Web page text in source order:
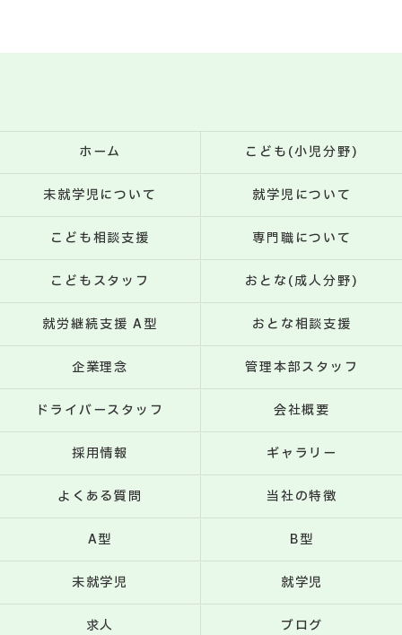
ホーム こども(小児分野)
未就学児について 就学児について
こども相談支援 専門職について
こどもスタッフ おとな(成人分野)
就労継続支援 A型 おとな相談支援
企業理念 管理本部スタッフ
ドライバースタッフ 会社概要
採用情報 ギャラリー
よくある質問 当社の特徴
A型 B型
未就学児 就学児
求人 ブログ